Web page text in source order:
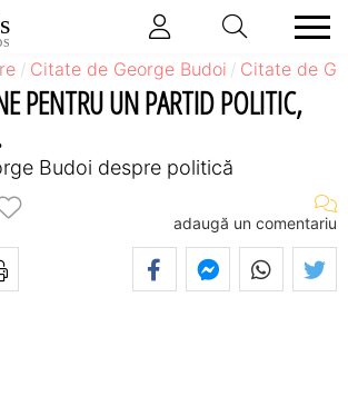
Citate de George Budoi Citate de
PENTRU UN PARTID POLITIC,
Budoi despre politică
adaugă un comentariu